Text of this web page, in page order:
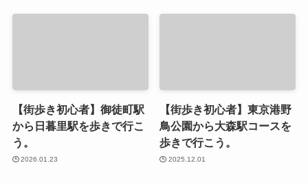
【街歩き初心者】御徒町駅
から日暮里駅を歩きで行こ
う。
2026.01.23
【街歩き初心者】東京港野
鳥公園から大森駅コースを
歩きで行こう。
2025.12.01